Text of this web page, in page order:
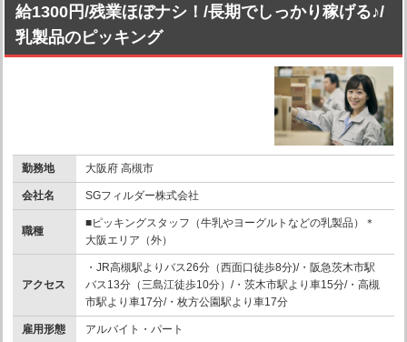
給1300円/残業ほぼナシ！/長期でしっかり稼げる♪/
乳製品のピッキング
勤務地 大阪府 高槻市
会社名 SGフィルダー株式会社
職種
■ピッキングスタッフ（牛乳やヨーグルトなどの乳製品）＊
大阪エリア（外）
アクセス
・JR高槻駅よりバス26分（西面口徒歩8分)/・阪急茨木市駅
バス13分（三島江徒歩10分）/・茨木市駅より車15分/・高槻
市駅より車17分/・枚方公園駅より車17分
雇用形態 アルバイト・パート